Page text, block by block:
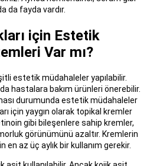
da fayda vardır.
için Estetik
Var mı?
estetik müdahaleler yapılabilir.
hastalara bakım ürünleri önerebilir.
durumunda estetik müdahaleler
için yaygın olarak topikal kremler
gibi bileşenlere sahip kremler,
görünümünü azaltır. Kremlerin
en az üç aylık bir kullanım gerekir.